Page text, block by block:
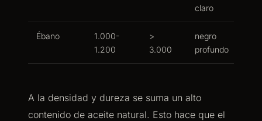
claro
Ébano
1.000-
1.200
>
3.000
negro
profundo
A la densidad y dureza se suma un alto
contenido de aceite natural. Esto hace que el